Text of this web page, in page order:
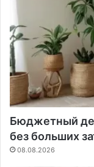
Бюджетный
без больших
08.08.2026